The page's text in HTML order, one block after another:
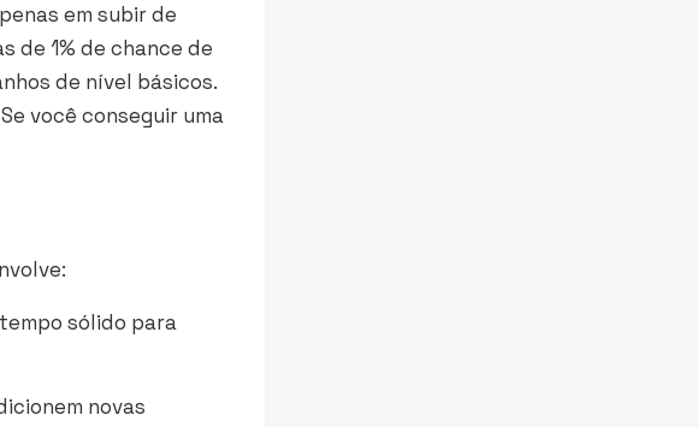
em subir de
de 1% de chance de
de nível básicos.
você conseguir uma
sólido para
novas